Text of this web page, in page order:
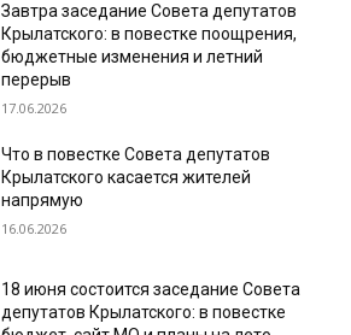
Завтра заседание Совета депутатов
Крылатского: в повестке поощрения,
бюджетные изменения и летний
перерыв
17.06.2026
Что в повестке Совета депутатов
Крылатского касается жителей
напрямую
16.06.2026
18 июня состоится заседание Совета
депутатов Крылатского: в повестке